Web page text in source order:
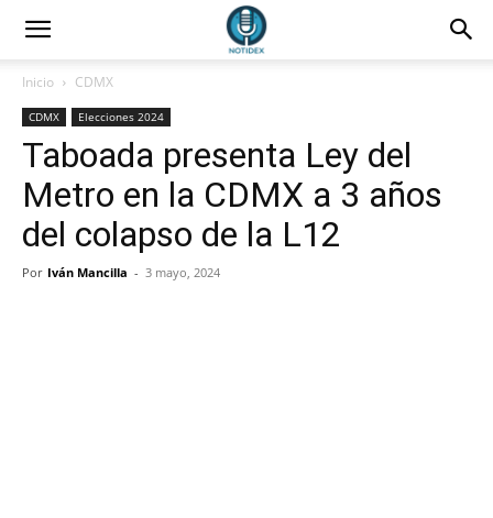
Inicio CDMX
CDMX Elecciones 2024
Taboada presenta Ley del
Metro en la CDMX a 3 años
del colapso de la L12
Por Iván Mancilla - 3 mayo, 2024